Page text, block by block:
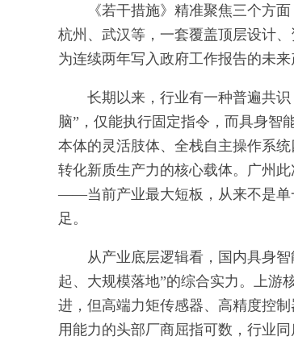
《若干措施》精准聚焦三个方
杭州、武汉等，一套覆盖顶层设计
为连续两年写入政府工作报告的未
长期以来，行业有一种普遍共
脑”，仅能执行固定指令，而具身智
本体的灵活肢体、全栈自主操作系
转化新质生产力的核心载体。广州
——当前产业最大短板，从来不是单
足。
从产业底层逻辑看，国内具身
起、大规模落地”的综合实力。上游
进，但高端力矩传感器、高精度控
用能力的头部厂商屈指可数，行业同